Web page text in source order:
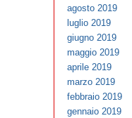
agosto 2019
luglio 2019
giugno 2019
maggio 2019
aprile 2019
marzo 2019
febbraio 2019
gennaio 2019